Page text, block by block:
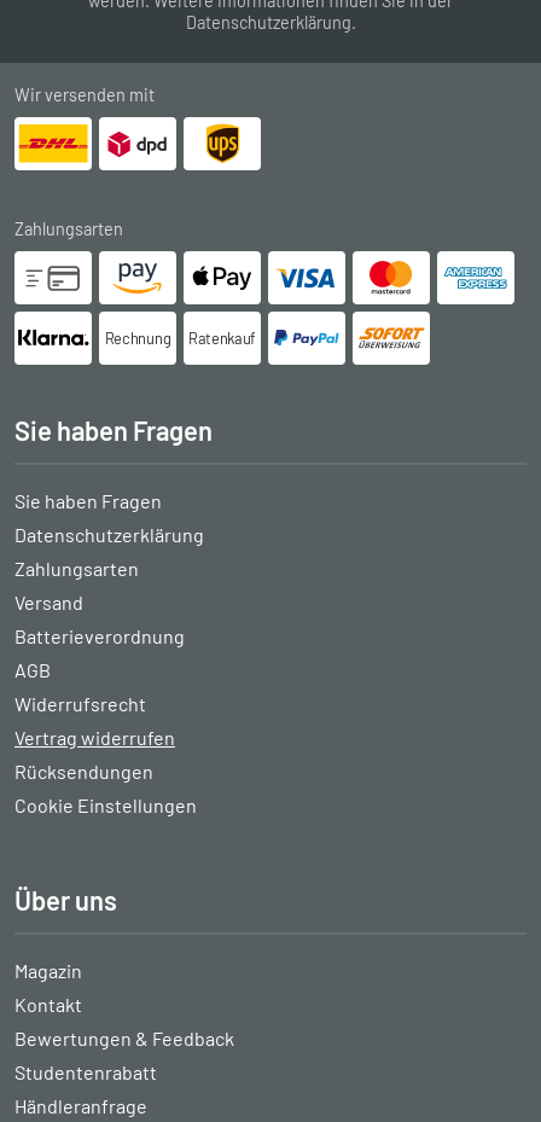
Datenschutzerklärung.
Wir versenden mit
Zahlungsarten
Rechnung Ratenkauf
Sie haben Fragen
Sie haben Fragen
Datenschutzerklärung
Zahlungsarten
Versand
Batterieverordnung
AGB
Widerrufsrecht
Vertrag widerrufen
Rücksendungen
Cookie Einstellungen
Über uns
Magazin
Kontakt
Bewertungen & Feedback
Studentenrabatt
Händleranfrage